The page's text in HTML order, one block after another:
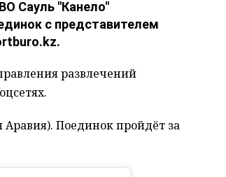
Сауль "Канело"
с представителем
развлечений
Аравия). Поединок пройдёт за